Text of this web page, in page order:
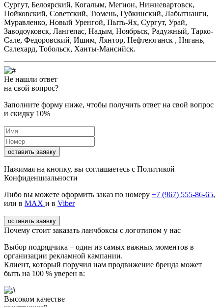
Сургут, Белоярский, Когалым, Мегион, Нижневартовск,
Пойковский, Советский, Тюмень, Губкинский, Лабытнанги,
Муравленко, Новый Уренгой, Пыть-Ях, Сургут, Урай,
Заводоуковск, Лангепас, Надым, Ноябрьск, Радужный, Тарко-
Сале, Федоровский, Ишим, Лянтор, Нефтеюганск , Нягань,
Салехард, Тобольск, Ханты-Мансийск.
Не нашли ответ
на свой вопрос?
Заполните форму ниже, чтобы получить ответ на свой вопрос
и скидку 10%
оставить заявку
Нажимая на кнопку, вы соглашаетесь с Политикой
Конфиденциальности
Либо вы можете оформить заказ по номеру +7 (967) 555-86-65,
или в MAX и в Viber
оставить заявку
Почему стоит заказать ланчбоксы с логотипом у нас
Выбор подрядчика – один из самых важных моментов в
организации рекламной кампании.
Клиент, который поручил нам продвижение бренда может
быть на 100 % уверен в:
Высоком качестве